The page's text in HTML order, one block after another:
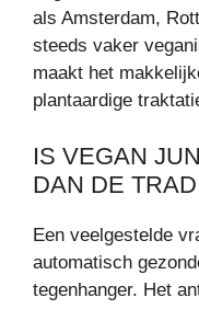
als Amsterdam,
steeds vaker
maakt het
plantaardige
IS VEGAN
DAN DE
Een veelgestelde
automatisch
tegenhanger. Het